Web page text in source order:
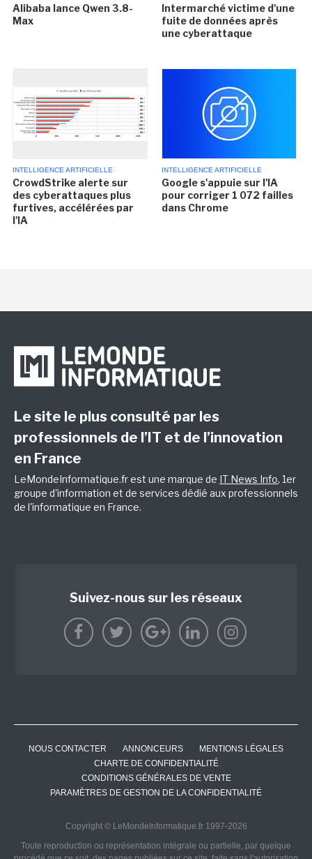
Alibaba lance Qwen 3.8-
Max
Intermarché victime d'une
fuite de données après
une cyberattaque
INTELLIGENCE ARTIFICIELLE
CrowdStrike alerte sur
des cyberattaques plus
furtives, accélérées par
l'IA
INTELLIGENCE ARTIFICIELLE
Google s'appuie sur l'IA
pour corriger 1 072 failles
dans Chrome
Le site le plus consulté par les
professionnels de l’IT et de l’innovation
en France
LeMondeInformatique.fr est une marque de IT News Info, 1er
groupe d'information et de services dédié aux professionnels
de l'informatique en France.
Suivez-nous sur les réseaux
NOUS CONTACTER ANNONCEURS
MENTIONS LÉGALES
CHARTE DE CONFIDENTIALITÉ
CONDITIONS GÉNÉRALES DE VENTE
PARAMÈTRES DE GESTION DE LA CONFIDENTIALITÉ
Copyright © LeMondeInformatique.fr 1997-2026
Toute reproduction ou représentation intégrale ou partielle, par quelque